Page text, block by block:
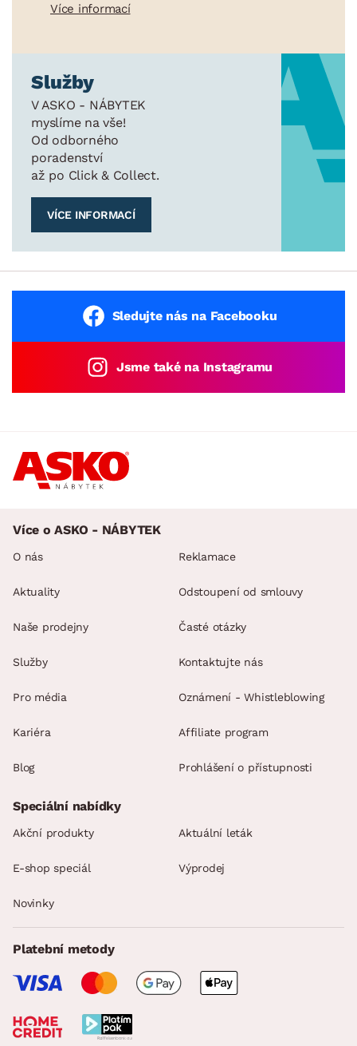
Více informací
Služby
V ASKO - NÁBYTEK
myslíme na vše!
Od odborného
poradenství
až po Click & Collect.
VÍCE INFORMACÍ
Sledujte nás na Facebooku
Jsme také na Instagramu
Více o ASKO - NÁBYTEK
O nás
Aktuality
Naše prodejny
Služby
Pro média
Kariéra
Blog
Reklamace
Odstoupení od smlouvy
Časté otázky
Kontaktujte nás
Oznámení - Whistleblowing
Affiliate program
Prohlášení o přístupnosti
Speciální nabídky
Akční produkty Aktuální leták
E-shop speciál Výprodej
Novinky
Platební metody